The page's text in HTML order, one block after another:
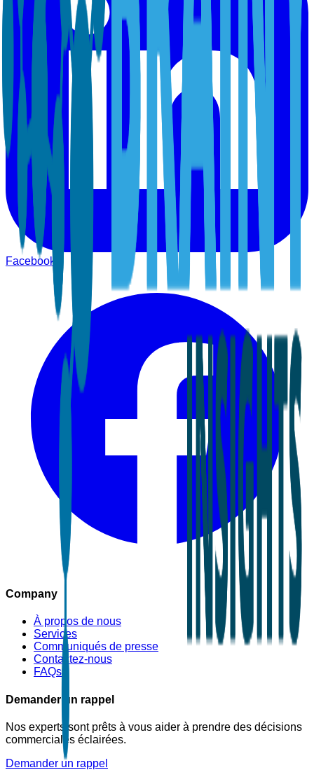
Facebook
Company
À propos de nous
Services
Communiqués de presse
Contactez-nous
FAQs
Demander un rappel
Nos experts sont prêts à vous aider à prendre des décisions
commerciales éclairées.
Demander un rappel